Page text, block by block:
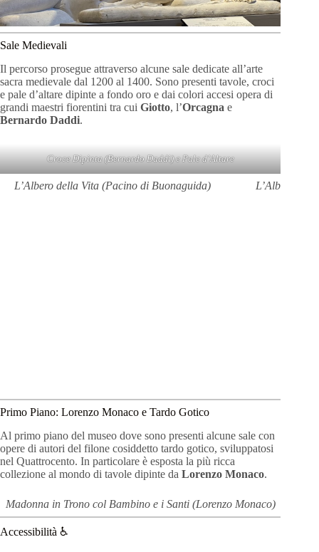
Sale Medievali
Il percorso prosegue attraverso alcune sale dedicate all’arte
sacra medievale dal 1200 al 1400. Sono presenti tavole, croci
e pale d’altare dipinte a fondo oro e dai colori accesi opera di
grandi maestri fiorentini tra cui Giotto, l’Orcagna e
Bernardo Daddi.
Croce Dipinta (Bernardo Daddi) e Pale d’Altare
L’Albero della Vita (Pacino di Buonaguida) L’Albero
Primo Piano: Lorenzo Monaco e Tardo Gotico
Al primo piano del museo dove sono presenti alcune sale con
opere di autori del filone cosiddetto tardo gotico, sviluppatosi
nel Quattrocento. In particolare è esposta la più ricca
collezione al mondo di tavole dipinte da Lorenzo Monaco.
Madonna in Trono col Bambino e i Santi (Lorenzo Monaco)
Accessibilità ♿️